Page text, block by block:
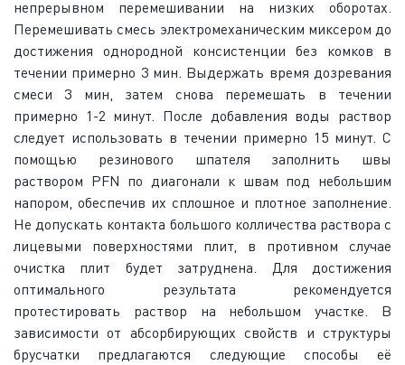
непрерывном перемешивании на низких оборотах.
Перемешивать смесь электромеханическим миксером до
достижения однородной консистенции без комков в
течении примерно 3 мин. Выдержать время дозревания
смеси 3 мин, затем снова перемешать в течении
примерно 1-2 минут. После добавления воды раствор
следует использовать в течении примерно 15 минут. С
помощью резинового шпателя заполнить швы
раствором PFN по диагонали к швам под небольшим
напором, обеспечив их сплошное и плотное заполнение.
Не допускать контакта большого колличества раствора с
лицевыми поверхностями плит, в противном случае
очистка плит будет затруднена. Для достижения
оптимального результата рекомендуется
протестировать раствор на небольшом участке. В
зависимости от абсорбирующих свойств и структуры
брусчатки предлагаются следующие способы её